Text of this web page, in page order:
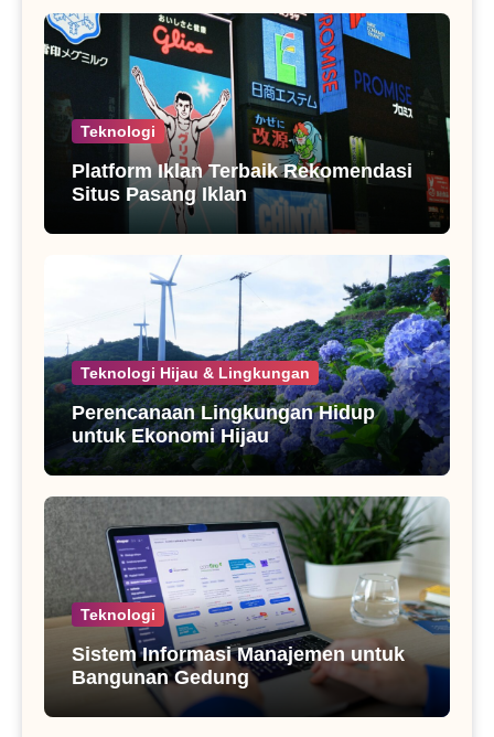
Teknologi
Platform Iklan Terbaik Rekomendasi
Situs Pasang Iklan
Teknologi Hijau & Lingkungan
Perencanaan Lingkungan Hidup
untuk Ekonomi Hijau
Teknologi
Sistem Informasi Manajemen untuk
Bangunan Gedung